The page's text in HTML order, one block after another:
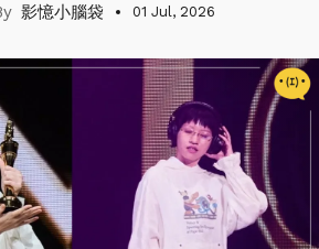
影憶小腦袋 01 Jul, 2026